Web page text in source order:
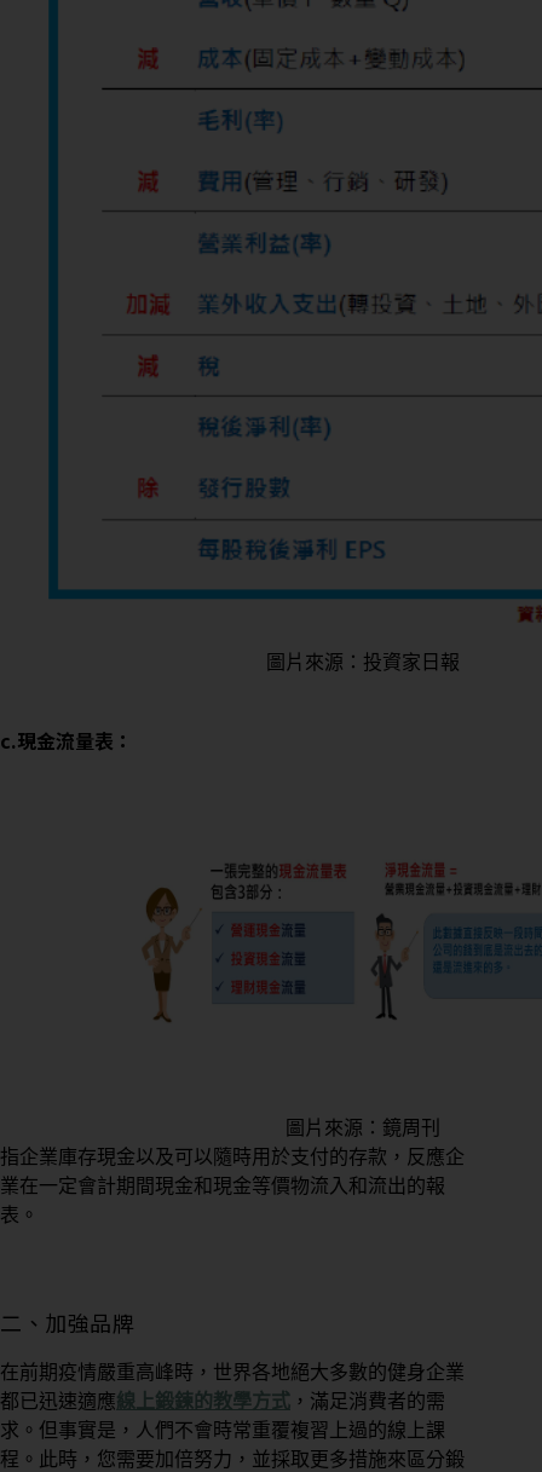
圖片來源：投資家日報
c.現金流量表：
圖片來源：鏡周刊
指企業庫存現金以及可以隨時用於支付的存款，反應企
業在一定會計期間現金和現金等價物流入和流出的報
表。
二、加強品牌
在前期疫情嚴重高峰時，世界各地絕大多數的健身企業
都已迅速適應線上鍛鍊的教學方式 ，滿足消費者的需
求。但事實是，人們不會時常重覆複習上過的線上課
程。此時，您需要加倍努力，並採取更多措施來區分鍛